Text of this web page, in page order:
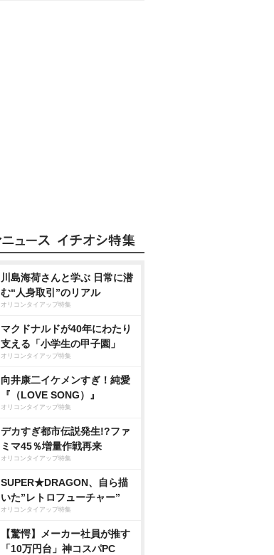
川島海荷さんと学ぶ 日常に潜
む“人身取引”のリアル
オリコンタイアップ特集
マクドナルドが40年にわたり
支える「小学生の甲子園」
オリコンタイアップ特集
向井康二イケメンすぎ！純愛
『（LOVE SONG）』
オリコンタイアップ特集
デカすぎ都市伝説発生!?ファ
ミマ45％増量作戦再来
オリコンタイアップ特集
SUPER★DRAGON、自ら描
いた”レトロフューチャー”
オリコンタイアップ特集
【驚愕】メーカー社員が推す
「10万円台」神コスパPC